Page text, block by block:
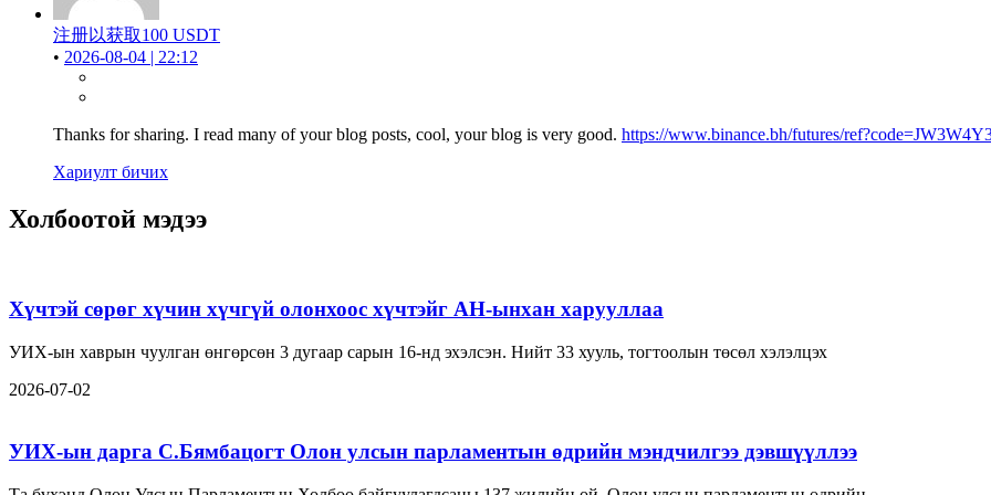
注册以获取100 USDT
• 2026-08-04 | 22:12
Thanks for sharing. I read many of your blog posts, cool, your blog is very good. https://www.binance.bh/futures/
Хариулт бичих
Холбоотой мэдээ
Хүчтэй сөрөг хүчин хүчгүй олонхоос хүчтэйг АН-ынхан харууллаа
УИХ-ын хаврын чуулган өнгөрсөн 3 дугаар сарын 16-нд эхэлсэн. Нийт 33 хууль, тогтоолын төсөл хэлэлцэх
2026-07-02
УИХ-ын дарга С.Бямбацогт Олон улсын парламентын өдрийн мэндчилгээ дэвшүүллээ